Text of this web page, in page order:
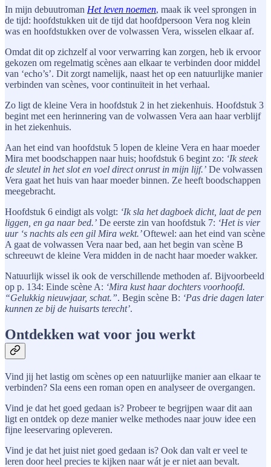
In mijn debuutroman Het leven noemen, maak ik veel sprongen in
de tijd: hoofdstukken uit de tijd dat hoofdpersoon Vera nog klein
was en hoofdstukken over de volwassen Vera, wisselen elkaar af.
Omdat dit op zichzelf al voor verwarring kan zorgen, heb ik ervoor
gekozen om regelmatig scènes aan elkaar te verbinden door middel
van ‘echo’s’. Dit zorgt namelijk, naast het op een natuurlijke manier
verbinden van scènes, voor continuïteit in het verhaal.
Zo ligt de kleine Vera in hoofdstuk 2 in het ziekenhuis. Hoofdstuk 3
begint met een herinnering van de volwassen Vera aan haar verblijf
in het ziekenhuis.
Aan het eind van hoofdstuk 5 lopen de kleine Vera en haar moeder
Mira met boodschappen naar huis; hoofdstuk 6 begint zo: ‘Ik steek
de sleutel in het slot en voel direct onrust in mijn lijf.’ De volwassen
Vera gaat het huis van haar moeder binnen. Ze heeft boodschappen
meegebracht.
Hoofdstuk 6 eindigt als volgt: ‘Ik sla het dagboek dicht, laat de pen
liggen, en ga naar bed.’ De eerste zin van hoofdstuk 7: ‘Het is vier
uur ‘s nachts als een gil Mira wekt.’Oftewel: aan het eind van scène
A gaat de volwassen Vera naar bed, aan het begin van scène B
schreeuwt de kleine Vera midden in de nacht haar moeder wakker.
Natuurlijk wissel ik ook de verschillende methoden af. Bijvoorbeeld
op p. 134: Einde scène A: ‘Mira kust haar dochters voorhoofd.
“Gelukkig nieuwjaar, schat.”. Begin scène B: ‘Pas drie dagen later
kunnen ze bij de huisarts terecht’.
Ontdekken wat voor jou werkt
Vind jij het lastig om scènes op een natuurlijke manier aan elkaar te
verbinden? Sla eens een roman open en analyseer de overgangen.
Vind je dat het goed gedaan is? Probeer te begrijpen waar dit aan
ligt en ontdek op deze manier welke methodes naar jouw idee een
fijne leeservaring opleveren.
Vind je dat het juist niet goed gedaan is? Ook dan valt er veel te
leren door heel precies te kijken naar wát je er niet aan bevalt.